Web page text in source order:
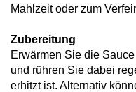
Mahlzeit oder zum
Zubereitung
Erwärmen Sie die
und rühren Sie dabei
erhitzt ist. Alternativ